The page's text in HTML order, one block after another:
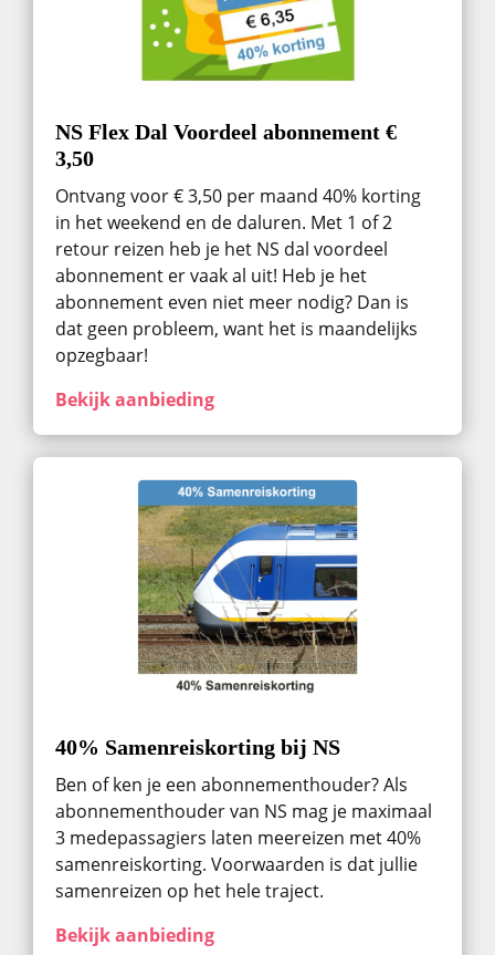
NS Flex Dal Voordeel abonnement €
3,50
Ontvang voor € 3,50 per maand 40% korting
in het weekend en de daluren. Met 1 of 2
retour reizen heb je het NS dal voordeel
abonnement er vaak al uit! Heb je het
abonnement even niet meer nodig? Dan is
dat geen probleem, want het is maandelijks
opzegbaar!
Bekijk aanbieding
40% Samenreiskorting bij NS
Ben of ken je een abonnementhouder? Als
abonnementhouder van NS mag je maximaal
3 medepassagiers laten meereizen met 40%
samenreiskorting. Voorwaarden is dat jullie
samenreizen op het hele traject.
Bekijk aanbieding